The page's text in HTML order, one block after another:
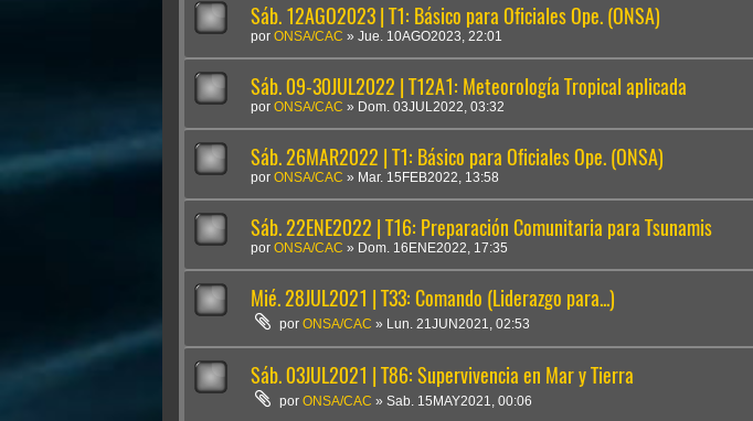
Sáb. 12AGO2023 | T1: Básico para Oficiales Ope. (ONSA)
por ONSA/CAC » Jue. 10AGO2023, 22:01
Sáb. 09-30JUL2022 | T12A1: Meteorología Tropical aplicada
por ONSA/CAC » Dom. 03JUL2022, 03:32
Sáb. 26MAR2022 | T1: Básico para Oficiales Ope. (ONSA)
por ONSA/CAC » Mar. 15FEB2022, 13:58
Sáb. 22ENE2022 | T16: Preparación Comunitaria para Tsunamis
por ONSA/CAC » Dom. 16ENE2022, 17:35
Mié. 28JUL2021 | T33: Comando (Liderazgo para...)
porONSA/CAC » Lun. 21JUN2021, 02:53
Sáb. 03JUL2021 | T86: Supervivencia en Mar y Tierra
porONSA/CAC »Sab. 15MAY2021, 00:06